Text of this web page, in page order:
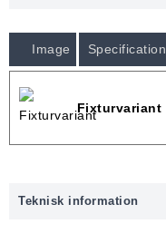
Image Specification
Fixturvariant
Teknisk information